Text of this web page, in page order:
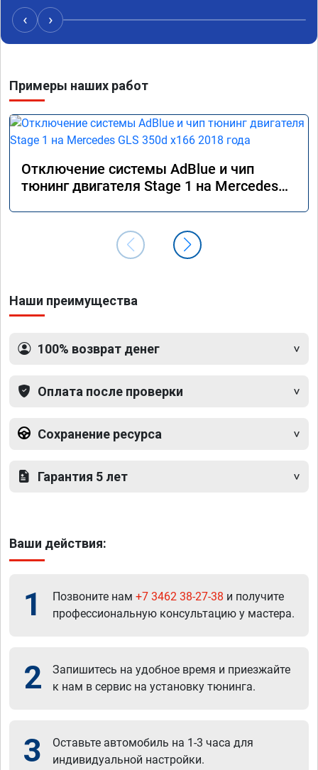
‹ ›
Примеры наших работ
Отключение системы AdBlue и чип
тюнинг двигателя Stage 1 на Mercedes
Наши преимущества
100% возврат денег
Оплата после проверки
Сохранение ресурса
Гарантия 5 лет
Ваши действия:
1 Позвоните нам +7 3462 38-27-38 и получите
профессиональную консультацию у мастера.
2
Запишитесь на удобное время и приезжайте
к нам в сервис на установку тюнинга.
3
Оставьте автомобиль на 1-3 часа для
индивидуальной настройки.